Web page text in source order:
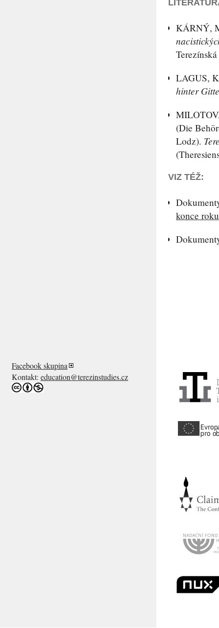
KÁRNÝ,
LAGUS,
hinter
(Die
Lodz).
VIZ TÉŽ:
konce
Facebook skupina
Kontakt: education@terezinstudies.cz